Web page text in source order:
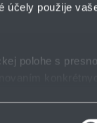
účely použije
polohe s